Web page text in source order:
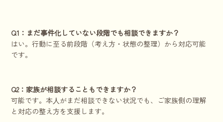
Q1：まだ事件化していない段階でも相談できますか？
はい。行動に至る前段階（考え方・状態の整理）から対応可能
です。
Q2：家族が相談することもできますか？
可能です。本⼈がまだ相談できない状況でも、ご家族側の理解
と対応の整え方を支援します。